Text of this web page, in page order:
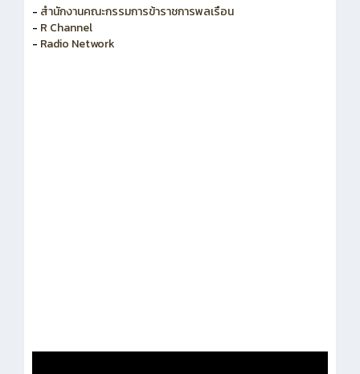
- สำนักงานคณะกรรมการข้าราชการพลเรือน
- R Channel
- Radio Network